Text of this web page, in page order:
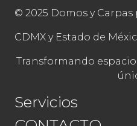
© 2025 Domos y Carpas
CDMX y Estado de
Transformando
Servicios